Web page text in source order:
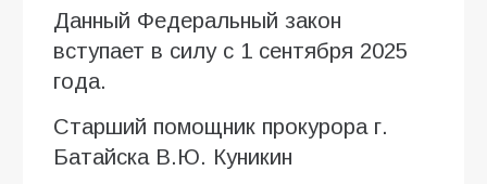
Данный Федеральный закон
вступает в силу с 1 сентября 2025
года.
Старший помощник прокурора г.
Батайска В.Ю. Куникин